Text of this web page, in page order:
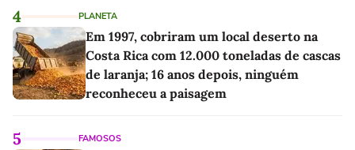
4 PLANETA
Em 1997, cobriram um local deserto na
Costa Rica com 12.000 toneladas de cascas
de laranja; 16 anos depois, ninguém
reconheceu a paisagem
5 FAMOSOS